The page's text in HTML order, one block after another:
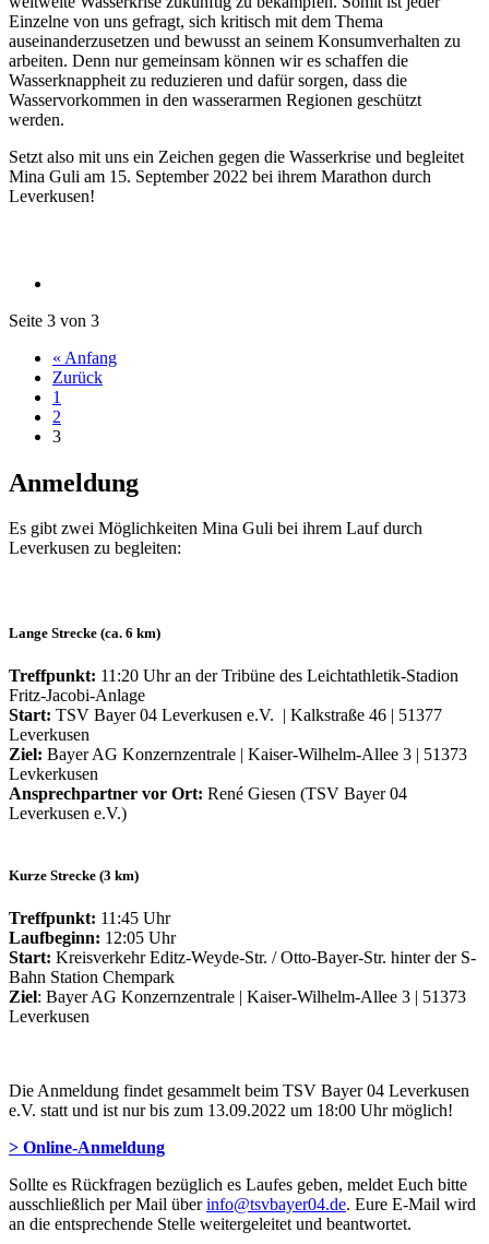
Einzelne von uns gefragt, sich kritisch mit dem Thema
auseinanderzusetzen und bewusst an seinem Konsumverhalten zu
arbeiten. Denn nur gemeinsam können wir es schaffen die
Wasserknappheit zu reduzieren und dafür sorgen, dass die
Wasservorkommen in den wasserarmen Regionen geschützt
werden.
Setzt also mit uns ein Zeichen gegen die Wasserkrise und begleitet
Mina Guli am 15. September 2022 bei ihrem Marathon durch
Leverkusen!
Seite 3 von 3
« Anfang
Zurück
1
2
3
Anmeldung
Es gibt zwei Möglichkeiten Mina Guli bei ihrem Lauf durch
Leverkusen zu begleiten:
Lange Strecke (ca. 6 km)
Treffpunkt: 11:20 Uhr an der Tribüne des Leichtathletik-Stadion
Fritz-Jacobi-Anlage
Start: TSV Bayer 04 Leverkusen e.V. | Kalkstraße 46 | 51377
Leverkusen
Ziel: Bayer AG Konzernzentrale | Kaiser-Wilhelm-Allee 3 | 51373
Levkerkusen
Ansprechpartner vor Ort: René Giesen (TSV Bayer 04
Leverkusen e.V.)
Kurze Strecke (3 km)
Treffpunkt: 11:45 Uhr
Laufbeginn: 12:05 Uhr
Start: Kreisverkehr Editz-Weyde-Str. / Otto-Bayer-Str. hinter der S-
Bahn Station Chempark
Ziel: Bayer AG Konzernzentrale | Kaiser-Wilhelm-Allee 3 | 51373
Leverkusen
Die Anmeldung findet gesammelt beim TSV Bayer 04 Leverkusen
e.V. statt und ist nur bis zum 13.09.2022 um 18:00 Uhr möglich!
> Online-Anmeldung
Sollte es Rückfragen bezüglich es Laufes geben, meldet Euch bitte
ausschließlich per Mail überinfo@tsvbayer04.de. Eure E-Mail wird
an die entsprechende Stelle weitergeleitet und beantwortet.